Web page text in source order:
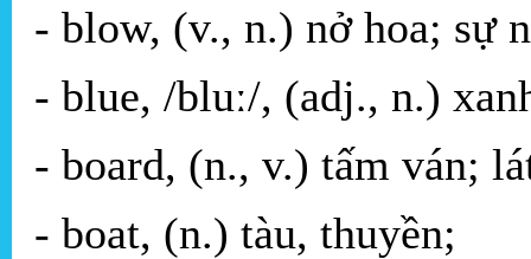
- blow, (v., n.) nở hoa; sự
- blue, /bluː/, (adj., n.)
- board, (n., v.) tấm ván;
- boat, (n.) tàu, thuyền;